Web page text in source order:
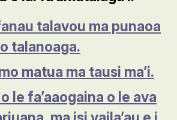
talavou ma punaoa
talanoaga.
matua ma tausi ma’i.
le fa’aaogaina o le ava